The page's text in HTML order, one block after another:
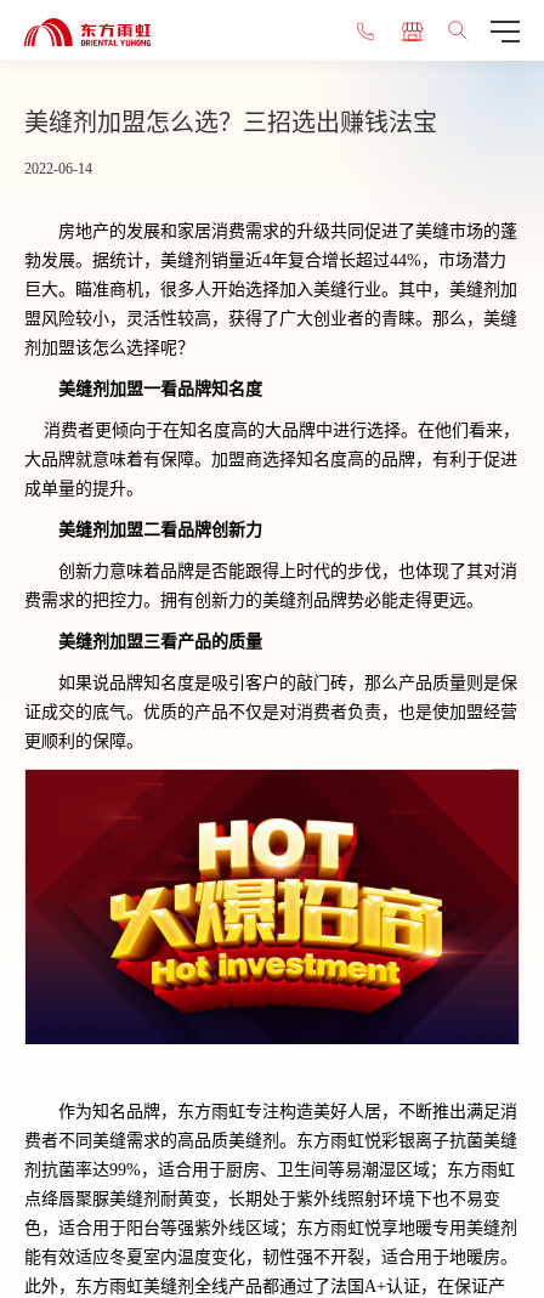
美缝剂加盟怎么选？三招选出赚钱法宝
2022-06-14
房地产的发展和家居消费需求的升级共同促进了美缝市场的蓬
勃发展。据统计，美缝剂销量近4年复合增长超过44%，市场潜力
巨大。瞄准商机，很多人开始选择加入美缝行业。其中，美缝剂加
盟风险较小，灵活性较高，获得了广大创业者的青睐。那么，美缝
剂加盟该怎么选择呢？
美缝剂加盟一看品牌知名度
消费者更倾向于在知名度高的大品牌中进行选择。在他们看来，
大品牌就意味着有保障。加盟商选择知名度高的品牌，有利于促进
成单量的提升。
美缝剂加盟二看品牌创新力
创新力意味着品牌是否能跟得上时代的步伐，也体现了其对消
费需求的把控力。拥有创新力的美缝剂品牌势必能走得更远。
美缝剂加盟三看产品的质量
如果说品牌知名度是吸引客户的敲门砖，那么产品质量则是保
证成交的底气。优质的产品不仅是对消费者负责，也是使加盟经营
更顺利的保障。
作为知名品牌，东方雨虹专注构造美好人居，不断推出满足消
费者不同美缝需求的高品质美缝剂。东方雨虹悦彩银离子抗菌美缝
剂抗菌率达99%，适合用于厨房、卫生间等易潮湿区域；东方雨虹
点绛唇聚脲美缝剂耐黄变，长期处于紫外线照射环境下也不易变
色，适合用于阳台等强紫外线区域；东方雨虹悦享地暖专用美缝剂
能有效适应冬夏室内温度变化，韧性强不开裂，适合用于地暖房。
此外，东方雨虹美缝剂全线产品都通过了法国A+认证，在保证产